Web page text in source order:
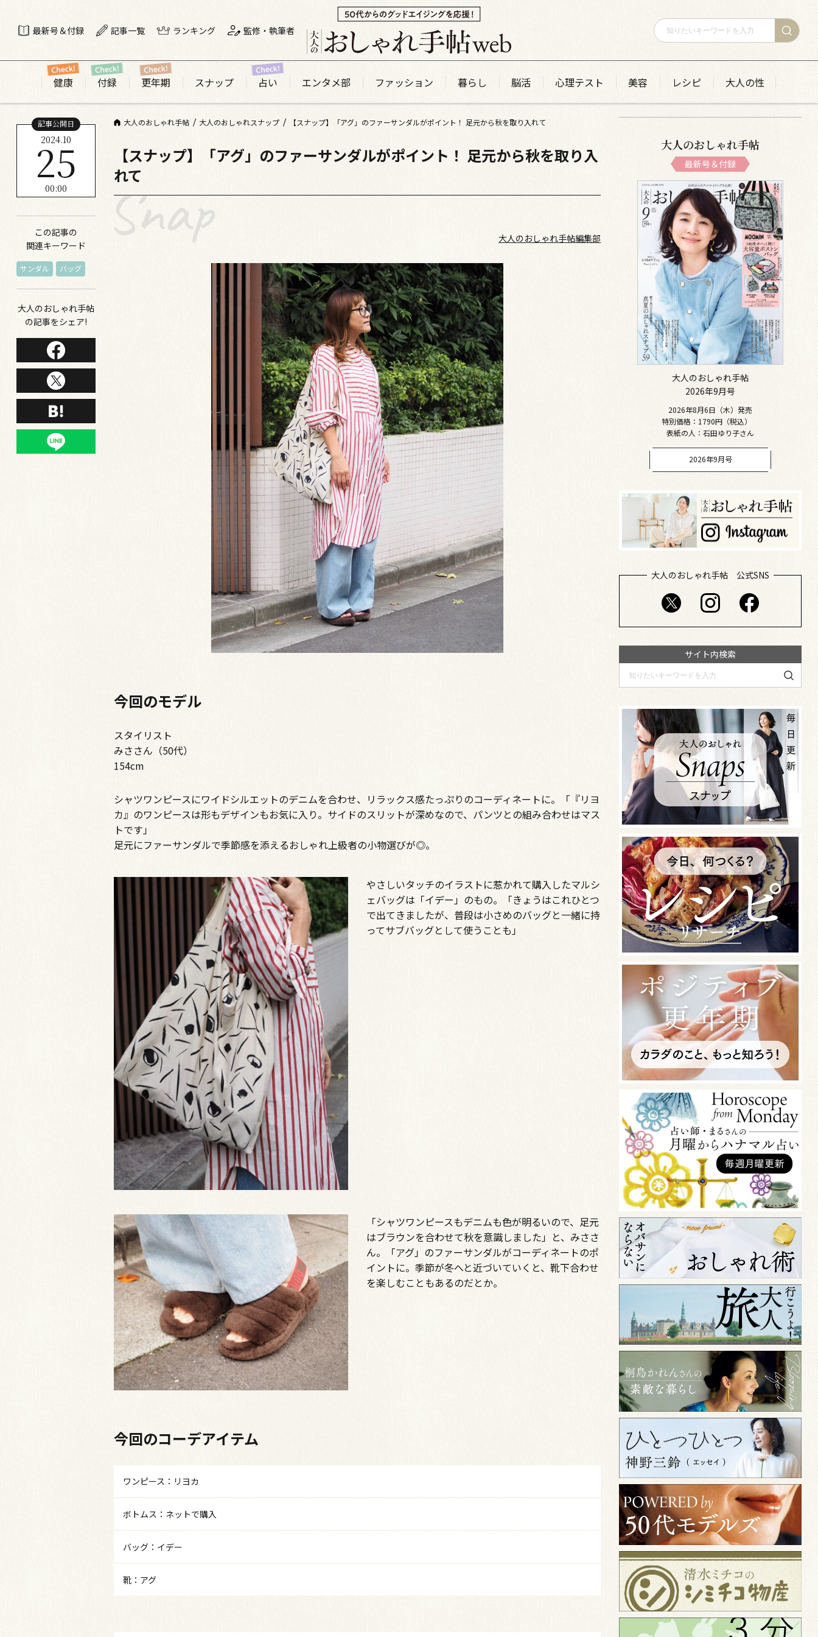
最新号＆付録 記事一覧 ランキング 監修・執筆者
健康 付録 更年期 スナップ 占い エンタメ部 ファッション 暮らし 脳活 心理テスト 美容 レシピ 大人の性
大人のおしゃれ手帖 大人のおしゃれスナップ 【スナップ】「アグ」のファーサンダルがポイント！ 足元から秋を取り入れて
記事公開日
2024.10
25
00:00
この記事の
関連キーワード
サンダル バッグ
大人のおしゃれ手帖
の記事をシェア!
【スナップ】「アグ」のファーサンダルがポイント！ 足元から秋を取り入
れて
大人のおしゃれ手帖編集部
今回のモデル
スタイリスト
みささん（50代）
154cm
シャツワンピースにワイドシルエットのデニムを合わせ、リラックス感たっぷりのコーディネートに。「『リヨ
カ』のワンピースは形もデザインもお気に入り。サイドのスリットが深めなので、パンツとの組み合わせはマス
トです」
足元にファーサンダルで季節感を添えるおしゃれ上級者の小物選びが◎。
やさしいタッチのイラストに惹かれて購入したマルシ
ェバッグは「イデー」のもの。「きょうはこれひとつ
で出てきましたが、普段は小さめのバッグと一緒に持
ってサブバッグとして使うことも」
「シャツワンピースもデニムも色が明るいので、足元
はブラウンを合わせて秋を意識しました」と、みささ
ん。「アグ」のファーサンダルがコーディネートのポ
イントに。季節が冬へと近づいていくと、靴下合わせ
を楽しむこともあるのだとか。
今回のコーデアイテム
ワンピース：リヨカ
ボトムス：ネットで購入
バッグ：イデー
靴：アグ
大人のおしゃれ手帖
最新号＆付録
大人のおしゃれ手帖
2026年9月号
2026年8月6日（木）発売
特別価格：1790円（税込）
表紙の人：石田ゆり子さん
2026年9月号
大人のおしゃれ手帖 公式SNS
サイト内検索